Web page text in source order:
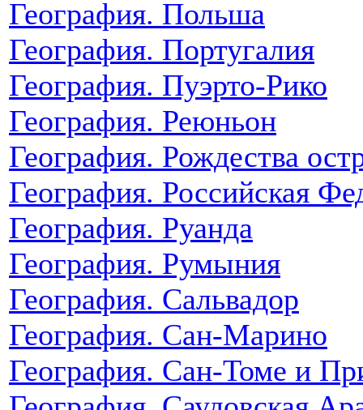
География. Польша
География. Португалия
География. Пуэрто-Рико
География. Реюньон
География. Рождества
География. Российская
География. Руанда
География. Румыния
География. Сальвадор
География. Сан-Марино
География. Сан-Томе и